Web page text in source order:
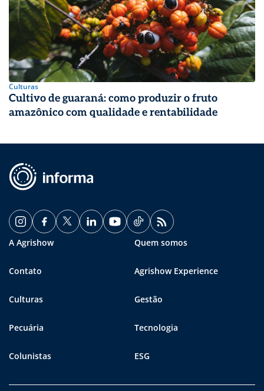
Culturas
Cultivo de guaraná: como produzir o fruto
amazônico com qualidade e rentabilidade
A Agrishow Quem somos
Contato Agrishow Experience
Culturas Gestão
Pecuária Tecnologia
Colunistas ESG